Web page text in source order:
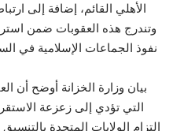
الأهلي القائم، إضافة إلى
وتندرج هذه العقوبات ضمن
نفوذ الجماعات الإسلامية في
بيان وزارة الخزانة أوضح أن
التي تؤدي إلى زعزعة
التزام الولايات المتحدة